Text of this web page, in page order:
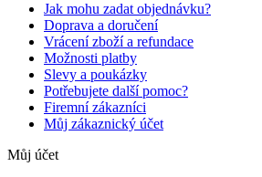
Jak mohu zadat objednávku?
Doprava a doručení
Vrácení zboží a refundace
Možnosti platby
Slevy a poukázky
Potřebujete další pomoc?
Firemní zákazníci
Můj zákaznický účet
Můj účet